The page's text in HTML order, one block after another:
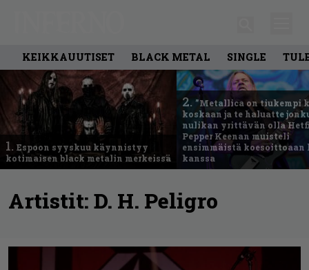
KEIKKAUUTISET BLACK METAL SINGLE
1. Espoon syyskuu käynnistyy
kotimaisen black metalin merkeissä
2. ”Metallica on tiukempi
koskaan ja te haluatte
nulikan yrittävän olla
Pepper Keenan muisteli
ensimmäistä
kanssa
Artistit: D. H. Peligro